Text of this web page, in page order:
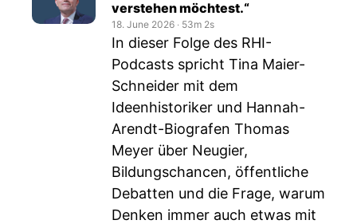
verstehen möchtest.“
18. June 2026 ‧ 53m 2s
In dieser Folge des RHI-
Podcasts spricht Tina Maier-
Schneider mit dem
Ideenhistoriker und Hannah-
Arendt-Biografen Thomas
Meyer über Neugier,
Bildungschancen, öffentliche
Debatten und die Frage, warum
Denken immer auch etwas mit